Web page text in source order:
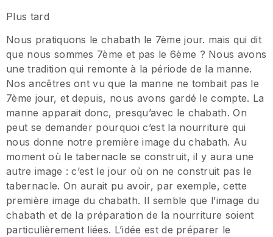
Plus tard
Nous pratiquons le chabath le 7ème jour. mais qui dit
que nous sommes 7ème et pas le 6ème ? Nous avons
une tradition qui remonte à la période de la manne.
Nos ancêtres ont vu que la manne ne tombait pas le
7ème jour, et depuis, nous avons gardé le compte. La
manne apparait donc, presqu’avec le chabath. On
peut se demander pourquoi c’est la nourriture qui
nous donne notre première image du chabath. Au
moment où le tabernacle se construit, il y aura une
autre image : c’est le jour où on ne construit pas le
tabernacle. On aurait pu avoir, par exemple, cette
première image du chabath. Il semble que l’image du
chabath et de la préparation de la nourriture soient
particulièrement liées. L’idée est de préparer le